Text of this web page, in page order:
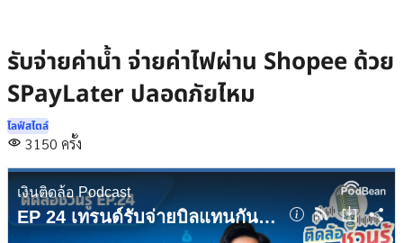
รับจ่ายค่าน้ำ จ่ายค่าไฟผ่าน Shopee ด้วย
SPayLater ปลอดภัยไหม
ไลฟ์สไตล์
3150 ครั้ง